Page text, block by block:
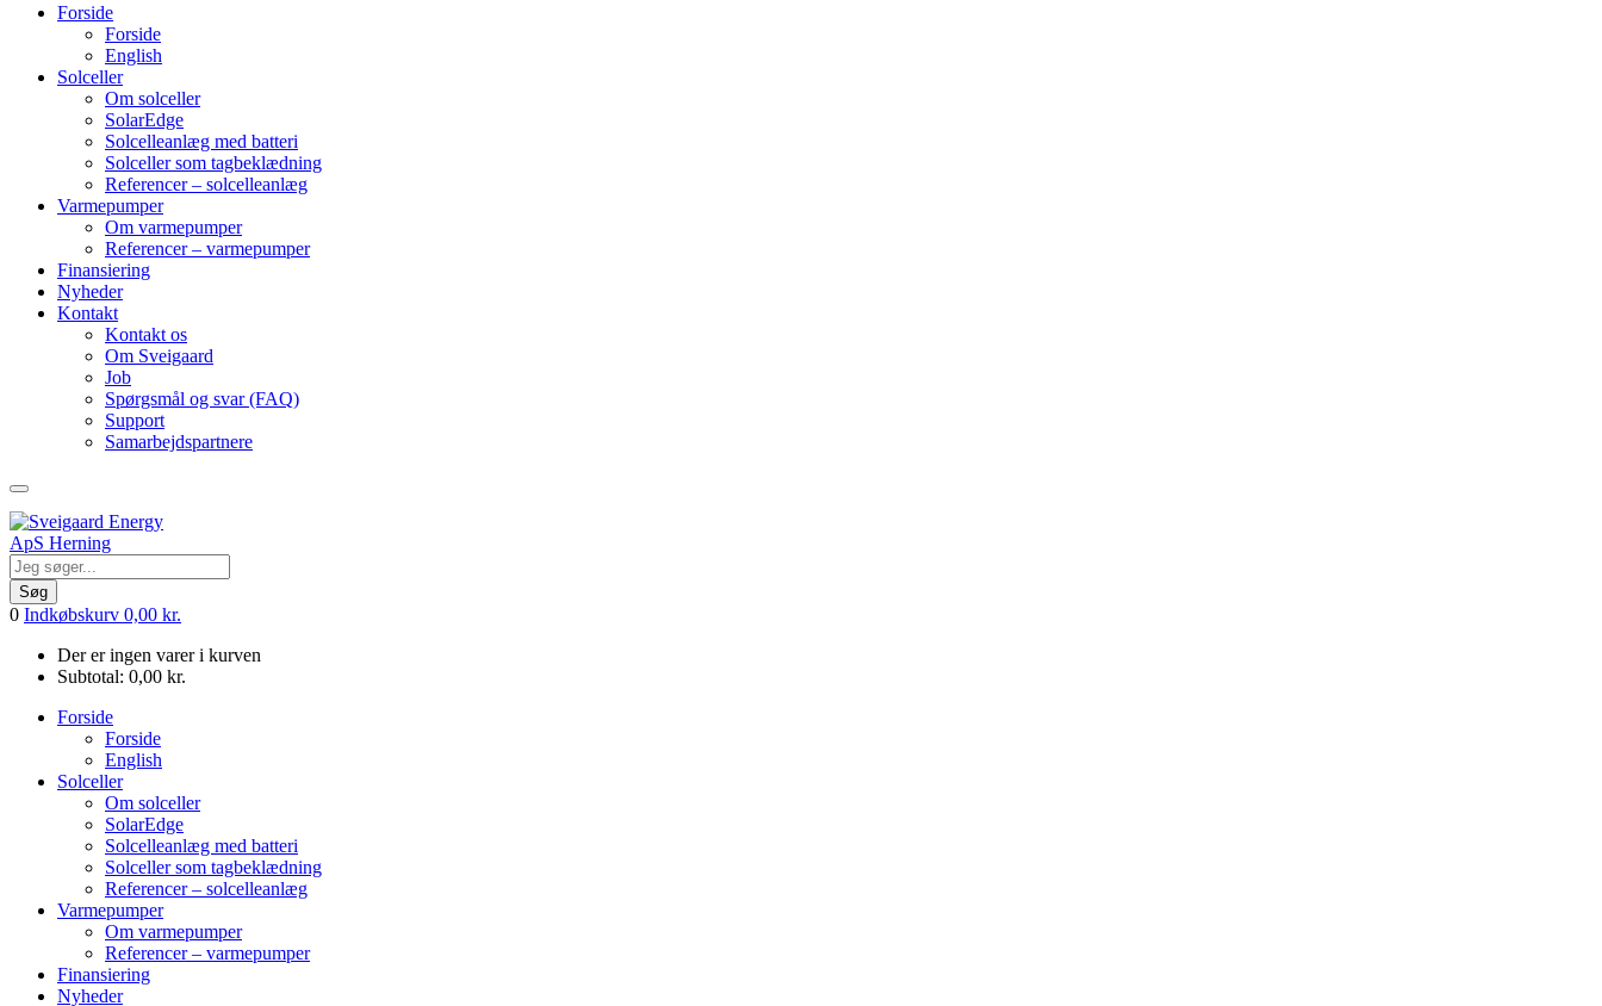
Forside
Forside
English
Solceller
Om solceller
SolarEdge
Solcelleanlæg med batteri
Solceller som tagbeklædning
Referencer – solcelleanlæg
Varmepumper
Om varmepumper
Referencer – varmepumper
Finansiering
Nyheder
Kontakt
Kontakt os
Om Sveigaard
Job
Spørgsmål og svar (FAQ)
Support
Samarbejdspartnere
Søg
0 Indkøbskurv 0,00 kr.
Der er ingen varer i kurven
Subtotal: 0,00 kr.
Forside
Forside
English
Solceller
Om solceller
SolarEdge
Solcelleanlæg med batteri
Solceller som tagbeklædning
Referencer – solcelleanlæg
Varmepumper
Om varmepumper
Referencer – varmepumper
Finansiering
Nyheder